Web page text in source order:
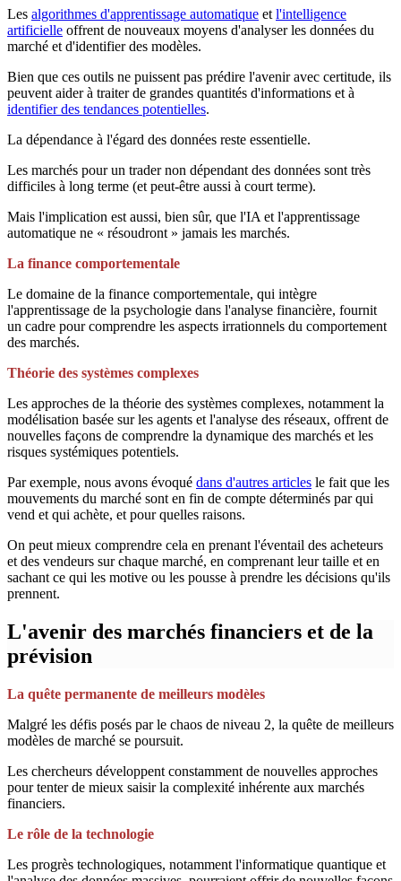
Les algorithmes d'apprentissage automatique et l'intelligence
artificielle offrent de nouveaux moyens d'analyser les données du
marché et d'identifier des modèles.
Bien que ces outils ne puissent pas prédire l'avenir avec certitude, ils
peuvent aider à traiter de grandes quantités d'informations et à
identifier des tendances potentielles.
La dépendance à l'égard des données reste essentielle.
Les marchés pour un trader non dépendant des données sont très
difficiles à long terme (et peut-être aussi à court terme).
Mais l'implication est aussi, bien sûr, que l'IA et l'apprentissage
automatique ne « résoudront » jamais les marchés.
La finance comportementale
Le domaine de la finance comportementale, qui intègre
l'apprentissage de la psychologie dans l'analyse financière, fournit
un cadre pour comprendre les aspects irrationnels du comportement
des marchés.
Théorie des systèmes complexes
Les approches de la théorie des systèmes complexes, notamment la
modélisation basée sur les agents et l'analyse des réseaux, offrent de
nouvelles façons de comprendre la dynamique des marchés et les
risques systémiques potentiels.
Par exemple, nous avons évoqué dans d'autres articles le fait que les
mouvements du marché sont en fin de compte déterminés par qui
vend et qui achète, et pour quelles raisons.
On peut mieux comprendre cela en prenant l'éventail des acheteurs
et des vendeurs sur chaque marché, en comprenant leur taille et en
sachant ce qui les motive ou les pousse à prendre les décisions qu'ils
prennent.
L'avenir des marchés financiers et de la
prévision
La quête permanente de meilleurs modèles
Malgré les défis posés par le chaos de niveau 2, la quête de meilleurs
modèles de marché se poursuit.
Les chercheurs développent constamment de nouvelles approches
pour tenter de mieux saisir la complexité inhérente aux marchés
financiers.
Le rôle de la technologie
Les progrès technologiques, notamment l'informatique quantique et